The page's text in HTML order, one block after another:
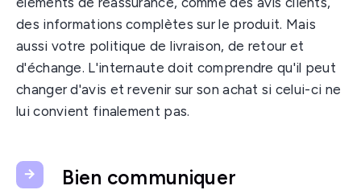
des informations complètes sur le produit. Mais
aussi votre politique de livraison, de retour et
d'échange. L'internaute doit comprendre qu'il peut
changer d'avis et revenir sur son achat si celui-ci ne
lui convient finalement pas.
Bien communiquer